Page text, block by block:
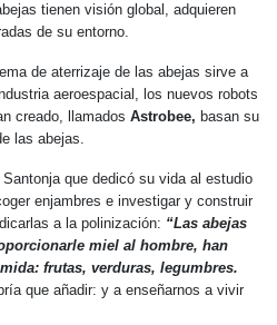
tienen visión global, adquieren
de su entorno.
de aterrizaje de las abejas sirve a
aeroespacial, los nuevos robots
creado, llamados Astrobee, basan su
las abejas.
que dedicó su vida al estudio
enjambres e investigar y construir
a la polinización: “Las abejas
miel al hombre, han
frutas, verduras, legumbres.
que añadir: y a enseñarnos a vivir